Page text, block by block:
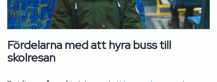
Fördelarna med att hyra buss till
skolresan